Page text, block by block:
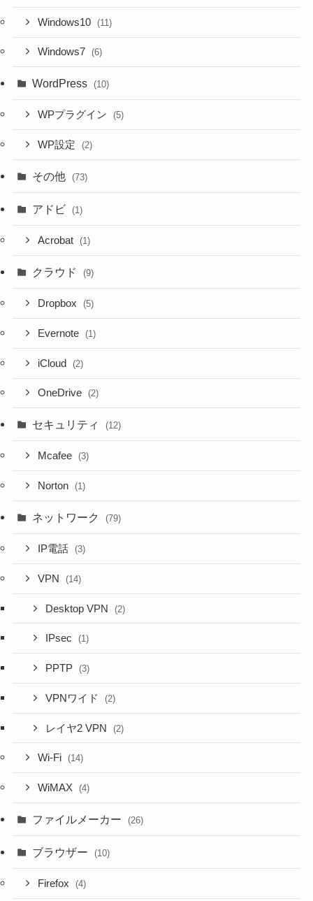
Windows10 (11)
Windows7 (6)
WordPress (10)
WPプラグイン (5)
WP設定 (2)
その他 (73)
アドビ (1)
Acrobat (1)
クラウド (9)
Dropbox (5)
Evernote (1)
iCloud (2)
OneDrive (2)
セキュリティ (12)
Mcafee (3)
Norton (1)
ネットワーク (79)
IP電話 (3)
VPN (14)
Desktop VPN (2)
IPsec (1)
PPTP (3)
VPNワイド (2)
レイヤ2 VPN (2)
Wi-Fi (14)
WiMAX (4)
ファイルメーカー (26)
ブラウザー (10)
Firefox (4)